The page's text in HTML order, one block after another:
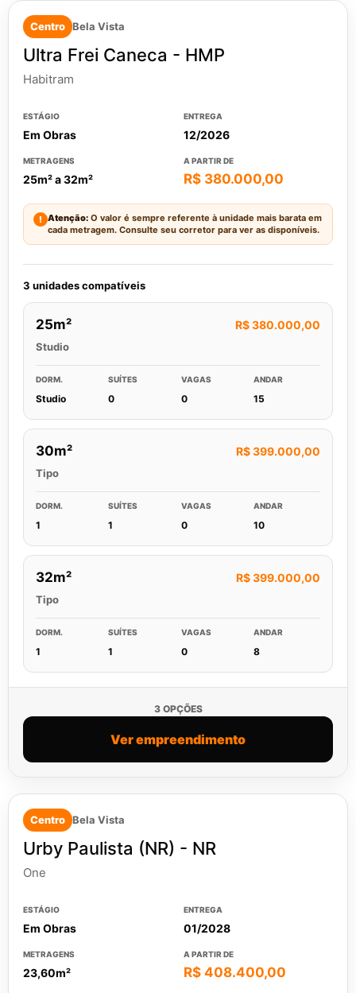
Centro Bela Vista
Ultra Frei Caneca - HMP
Habitram
ESTÁGIO
Em Obras
ENTREGA
12/2026
METRAGENS
25m² a 32m²
A PARTIR DE
R$ 380.000,00
! Atenção: O valor é sempre referente à unidade mais barata em
cada metragem. Consulte seu corretor para ver as disponíveis.
3 unidades compatíveis
25m² R$ 380.000,00
Studio
DORM.
Studio
SUÍTES
0
VAGAS
0
ANDAR
15
30m² R$ 399.000,00
Tipo
DORM.
1
SUÍTES
1
VAGAS
0
ANDAR
10
32m² R$ 399.000,00
Tipo
DORM.
1
SUÍTES
1
VAGAS
0
ANDAR
8
3 OPÇÕES
Ver empreendimento
Centro Bela Vista
Urby Paulista (NR) - NR
One
ESTÁGIO
Em Obras
ENTREGA
01/2028
METRAGENS
23,60m²
A PARTIR DE
R$ 408.400,00